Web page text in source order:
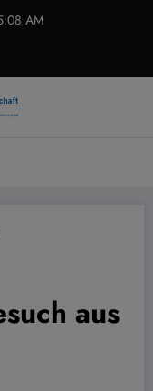
AM
aus